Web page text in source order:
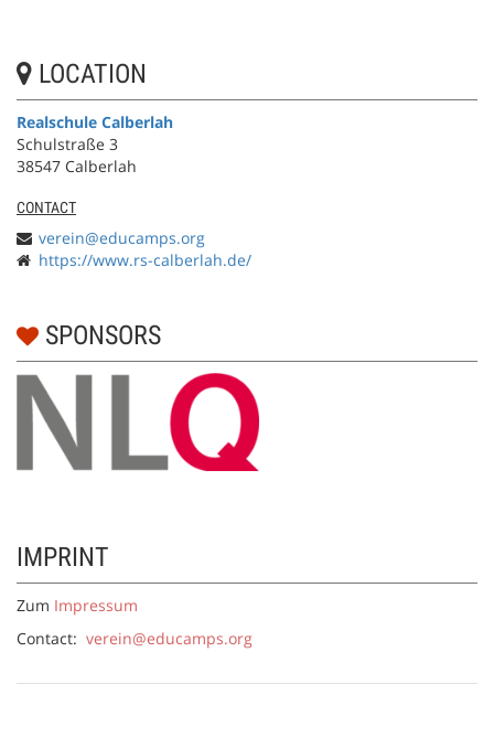
LOCATION
Realschule Calberlah
Schulstraße 3
38547 Calberlah
CONTACT
verein@educamps.org
https://www.rs-calberlah.de/
SPONSORS
IMPRINT
Zum Impressum
Contact: verein@educamps.org